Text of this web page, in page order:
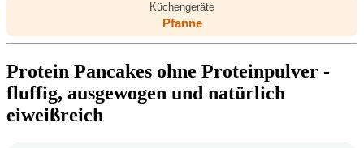
Küchengeräte
Pfanne
Protein Pancakes ohne Proteinpulver -
fluffig, ausgewogen und natürlich
eiweißreich